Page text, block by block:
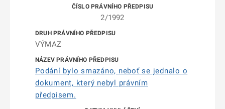
2/1992
VÝMAZ
Podání bylo smazáno, neboť se jednalo o
dokument, který nebyl právním
předpisem.